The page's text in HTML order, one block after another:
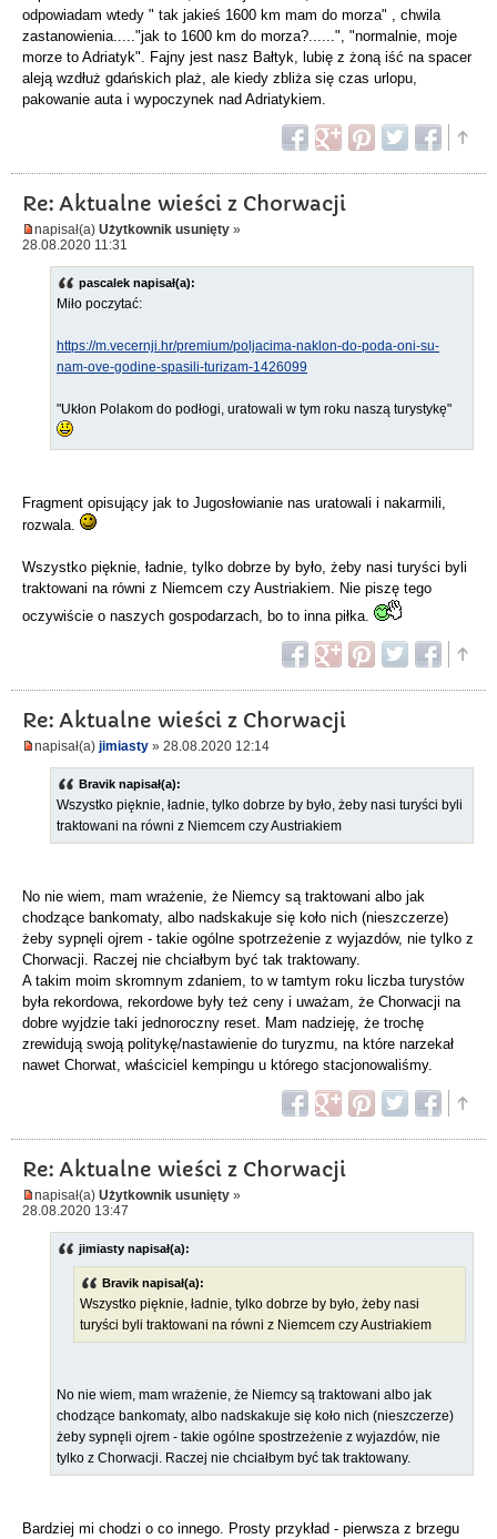
odpowiadam wtedy " tak jakieś 1600 km mam do morza" , chwila
zastanowienia....."jak to 1600 km do morza?......", "normalnie, moje
morze to Adriatyk". Fajny jest nasz Bałtyk, lubię z żoną iść na spacer
aleją wzdłuż gdańskich plaż, ale kiedy zbliża się czas urlopu,
pakowanie auta i wypoczynek nad Adriatykiem.
Re: Aktualne wieści z Chorwacji
napisał(a) Użytkownik usunięty »
28.08.2020 11:31
pascalek napisał(a):
Miło poczytać:
https://m.vecernji.hr/premium/poljacima-naklon-do-poda-oni-su-
nam-ove-godine-spasili-turizam-1426099
"Ukłon Polakom do podłogi, uratowali w tym roku naszą turystykę"
Fragment opisujący jak to Jugosłowianie nas uratowali i nakarmili,
rozwala.
Wszystko pięknie, ładnie, tylko dobrze by było, żeby nasi turyści byli
traktowani na równi z Niemcem czy Austriakiem. Nie piszę tego
oczywiście o naszych gospodarzach, bo to inna piłka.
Re: Aktualne wieści z Chorwacji
napisał(a) jimiasty » 28.08.2020 12:14
Bravik napisał(a):
Wszystko pięknie, ładnie, tylko dobrze by było, żeby nasi turyści byli
traktowani na równi z Niemcem czy Austriakiem
No nie wiem, mam wrażenie, że Niemcy są traktowani albo jak
chodzące bankomaty, albo nadskakuje się koło nich (nieszczerze)
żeby sypnęli ojrem - takie ogólne spotrzeżenie z wyjazdów, nie tylko z
Chorwacji. Raczej nie chciałbym być tak traktowany.
A takim moim skromnym zdaniem, to w tamtym roku liczba turystów
była rekordowa, rekordowe były też ceny i uważam, że Chorwacji na
dobre wyjdzie taki jednoroczny reset. Mam nadzieję, że trochę
zrewidują swoją politykę/nastawienie do turyzmu, na które narzekał
nawet Chorwat, właściciel kempingu u którego stacjonowaliśmy.
Re: Aktualne wieści z Chorwacji
napisał(a) Użytkownik usunięty »
28.08.2020 13:47
jimiasty napisał(a):
Bravik napisał(a):
Wszystko pięknie, ładnie, tylko dobrze by było, żeby nasi
turyści byli traktowani na równi z Niemcem czy Austriakiem
No nie wiem, mam wrażenie, że Niemcy są traktowani albo jak
chodzące bankomaty, albo nadskakuje się koło nich (nieszczerze)
żeby sypnęli ojrem - takie ogólne spostrzeżenie z wyjazdów, nie
tylko z Chorwacji. Raczej nie chciałbym być tak traktowany.
Bardziej mi chodzi o co innego. Prosty przykład - pierwsza z brzegu